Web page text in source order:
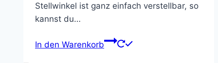
Stellwinkel ist ganz einfach verstellbar, so
kannst du…
In den Warenkorb